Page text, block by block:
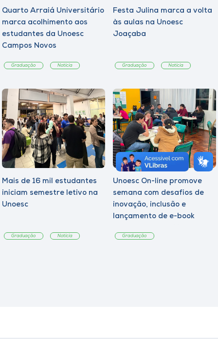
Quarto Arraiá Universitário
marca acolhimento aos
estudantes da Unoesc
Campos Novos
Graduação Notícia
Festa Julina marca a volta
às aulas na Unoesc
Joaçaba
Graduação Notícia
Mais de 16 mil estudantes
iniciam semestre letivo na
Unoesc
Graduação Notícia
Unoesc On-line promove
semana com desafios de
inovação, inclusão e
lançamento de e-book
Graduação